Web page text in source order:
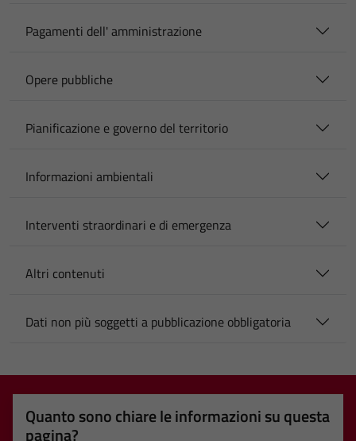
Pagamenti dell' amministrazione
Opere pubbliche
Pianificazione e governo del territorio
Informazioni ambientali
Interventi straordinari e di emergenza
Altri contenuti
Dati non più soggetti a pubblicazione obbligatoria
Quanto sono chiare le informazioni su questa
pagina?